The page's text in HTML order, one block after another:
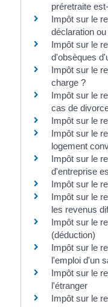
préretraite
Impôt sur le
déclaration
Impôt sur le
d'obsèques
Impôt sur le
charge ?
Impôt sur le
cas de
Impôt sur le
Impôt sur le
logement
Impôt sur le
d'entreprise
Impôt sur le
Impôt sur le
les revenus
Impôt sur le
(déduction)
Impôt sur le
l'emploi d'un
Impôt sur le
l'étranger
Impôt sur le